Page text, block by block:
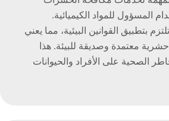
المسؤول للمواد الكيميائية.
بتطبيق القوانين البيئية، مما يعني
معتمدة وصديقة للبيئة. هذا
الصحية على الأفراد والحيوانات